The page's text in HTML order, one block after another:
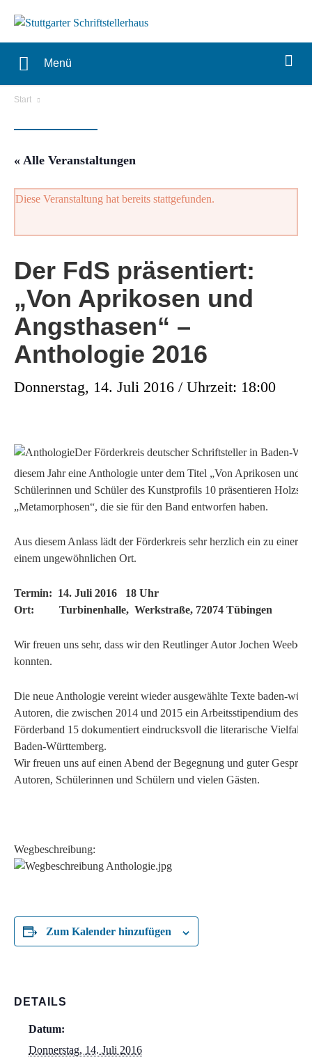
Menü
Start
« Alle Veranstaltungen
Diese Veranstaltung hat bereits stattgefunden.
Der FdS präsentiert:
„Von Aprikosen und
Angsthasen“ –
Anthologie 2016
Donnerstag, 14. Juli 2016 / Uhrzeit: 18:00
Der Förderkreis deutscher Schriftsteller in Baden-
diesem Jahr eine Anthologie unter dem Titel „Von Aprikosen und
Schülerinnen und Schüler des Kunstprofils 10 präsentieren
„Metamorphosen“, die sie für den Band entworfen haben.
Aus diesem Anlass lädt der Förderkreis sehr herzlich ein zu einer
einem ungewöhnlichen Ort.
Termin: 14. Juli 2016 18 Uhr
Ort: Turbinenhalle, Werkstraße, 72074 Tübingen
Wir freuen uns sehr, dass wir den Reutlinger Autor Jochen
konnten.
Die neue Anthologie vereint wieder ausgewählte Texte baden-
Autoren, die zwischen 2014 und 2015 ein Arbeitsstipendium des
Förderband 15 dokumentiert eindrucksvoll die literarische Vielfalt
Baden-Württemberg.
Wir freuen uns auf einen Abend der Begegnung und guter
Autoren, Schülerinnen und Schülern und vielen Gästen.
Wegbeschreibung:
Zum Kalender hinzufügen
DETAILS
Datum:
Donnerstag, 14. Juli 2016